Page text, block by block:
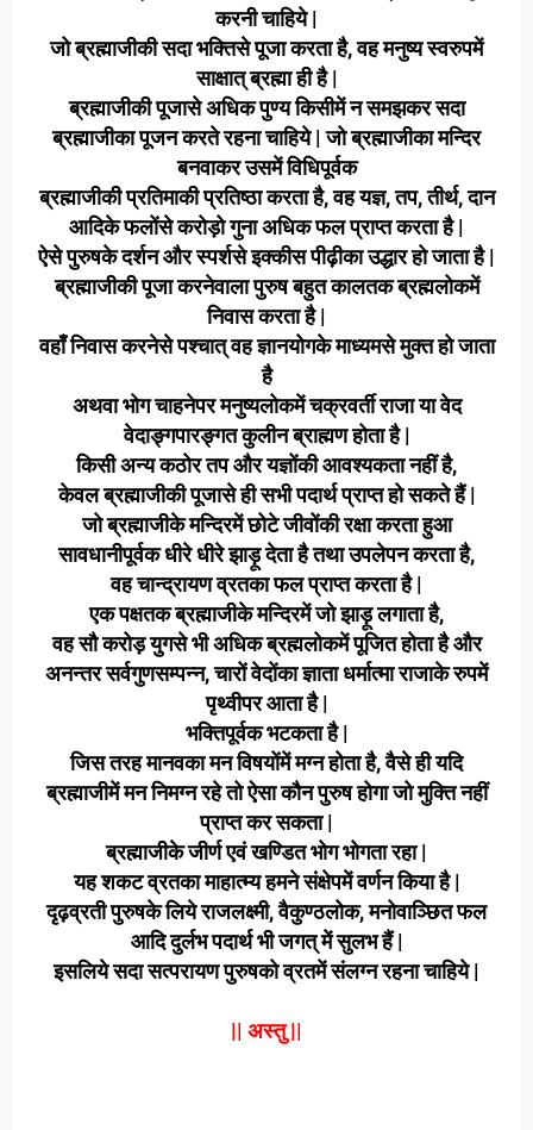
करनी चाहिये |
जो ब्रह्माजीकी सदा भक्तिसे पूजा करता है, वह मनुष्य स्वरुपमें
साक्षात् ब्रह्मा ही है |
ब्रह्माजीकी पूजासे अधिक पुण्य किसीमें न समझकर सदा
ब्रह्माजीका पूजन करते रहना चाहिये | जो ब्रह्माजीका मन्दिर
बनवाकर उसमें विधिपूर्वक
ब्रह्माजीकी प्रतिमाकी प्रतिष्ठा करता है, वह यज्ञ, तप, तीर्थ, दान
आदिके फलोंसे करोड़ो गुना अधिक फल प्राप्त करता है |
ऐसे पुरुषके दर्शन और स्पर्शसे इक्कीस पीढ़ीका उद्धार हो जाता है |
ब्रह्माजीकी पूजा करनेवाला पुरुष बहुत कालतक ब्रह्मलोकमें
निवास करता है |
वहाँ निवास करनेसे पश्चात् वह ज्ञानयोगके माध्यमसे मुक्त हो जाता
है
अथवा भोग चाहनेपर मनुष्यलोकमें चक्रवर्ती राजा या वेद
वेदाङ्गपारङ्गत कुलीन ब्राह्मण होता है |
किसी अन्य कठोर तप और यज्ञोंकी आवश्यकता नहीं है,
केवल ब्रह्माजीकी पूजासे ही सभी पदार्थ प्राप्त हो सकते हैं |
जो ब्रह्माजीके मन्दिरमें छोटे जीवोंकी रक्षा करता हुआ
सावधानीपूर्वक धीरे धीरे झाड़ू देता है तथा उपलेपन करता है,
वह चान्द्रायण व्रतका फल प्राप्त करता है |
एक पक्षतक ब्रह्माजीके मन्दिरमें जो झाड़ू लगाता है,
वह सौ करोड़ युगसे भी अधिक ब्रह्मलोकमें पूजित होता है और
अनन्तर सर्वगुणसम्पन्न, चारों वेदोंका ज्ञाता धर्मात्मा राजाके रुपमें
पृथ्वीपर आता है |
भक्तिपूर्वक भटकता है |
जिस तरह मानवका मन विषयोंमें मग्न होता है, वैसे ही यदि
ब्रह्माजीमें मन निमग्न रहे तो ऐसा कौन पुरुष होगा जो मुक्ति नहीं
प्राप्त कर सकता |
ब्रह्माजीके जीर्ण एवं खण्डित भोग भोगता रहा |
यह शकट व्रतका माहात्म्य हमने संक्षेपमें वर्णन किया है |
दृढ़व्रती पुरुषके लिये राजलक्ष्मी, वैकुण्ठलोक, मनोवाञ्छित फल
आदि दुर्लभ पदार्थ भी जगत् में सुलभ हैं |
इसलिये सदा सत्परायण पुरुषको व्रतमें संलग्न रहना चाहिये |
|| अस्तु ||